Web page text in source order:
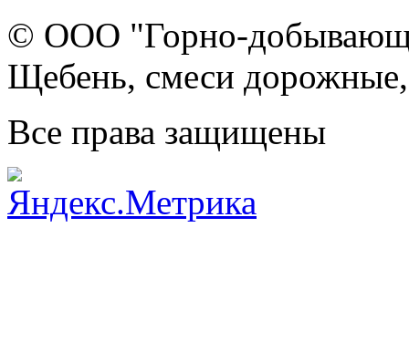
© ООО "Горно-
Щебень, смеси
Все права защищены